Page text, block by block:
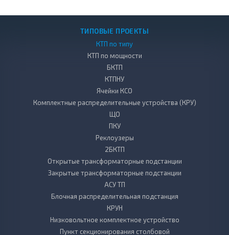
ТИПОВЫЕ ПРОЕКТЫ
КТП по типу
КТП по мощности
БКТП
КТПНУ
Ячейки КСО
Комплектные распределительные устройства (КРУ)
ЩО
ПКУ
Реклоузеры
2БКТП
Открытые трансформаторные подстанции
Закрытые трансформаторные подстанции
АСУ ТП
Блочная распределительная подстанция
КРУН
Низковольтное комплектное устройство
Пункт секционирования столбовой